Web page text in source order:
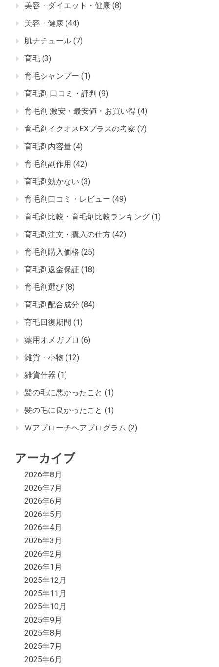
美容・ダイエット・健康 (8)
美容・健康 (44)
肌ナチュール (7)
育毛 (3)
育毛シャンプー (1)
育毛剤 口コミ・評判 (9)
育毛剤 激安・最安値・お買い得 (4)
育毛剤イクオスEXプラスの考察 (7)
育毛剤内容量 (4)
育毛剤副作用 (42)
育毛剤効かない (3)
育毛剤口コミ・レビュー (49)
育毛剤比較・育毛剤比較ランキング (1)
育毛剤注文・購入の仕方 (42)
育毛剤購入価格 (25)
育毛剤返金保証 (18)
育毛剤選び (8)
育毛剤配合成分 (84)
育毛回復期間 (1)
薬用オメガプロ (6)
雑貨・小物 (12)
雑貨什器 (1)
髪の毛に悪かったこと (1)
髪の毛に良かったこと (1)
Ｗアプローチヘアプログラム (2)
アーカイブ
2026年8月
2026年7月
2026年6月
2026年5月
2026年4月
2026年3月
2026年2月
2026年1月
2025年12月
2025年11月
2025年10月
2025年9月
2025年8月
2025年7月
2025年6月